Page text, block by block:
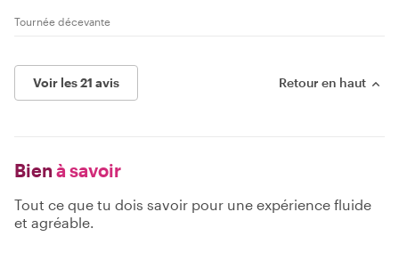
Tournée décevante
Voir les 21 avis Retour en haut
Bien à savoir
Tout ce que tu dois savoir pour une expérience fluide
et agréable.